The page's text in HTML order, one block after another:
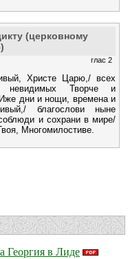
(церковному
глас 2
Христе Царю,/ всех
Творче и
дни и нощи, времена и
благослови ныне
и сохрани в мире/
Многомилостиве.
Георгия в Лиде